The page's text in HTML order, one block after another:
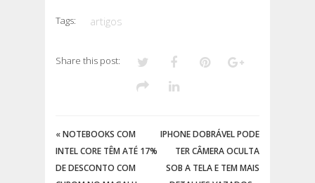
Tags: artigos
Share this post:
«NOTEBOOKS COM
INTEL CORE TÊM ATÉ 17%
DE DESCONTO COM
IPHONE DOBRÁVEL PODE
TER CÂMERA OCULTA
SOB A TELA E TEM MAIS